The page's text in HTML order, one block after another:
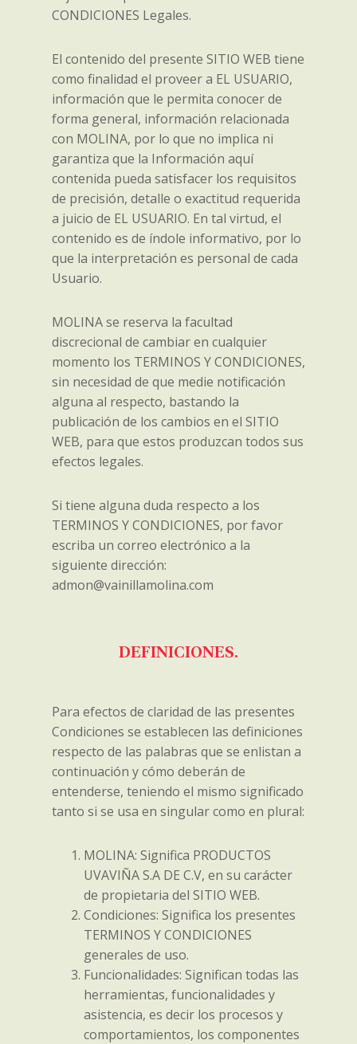
CONDICIONES Legales.
El contenido del presente SITIO WEB tiene
como finalidad el proveer a EL USUARIO,
información que le permita conocer de
forma general, información relacionada
con MOLINA, por lo que no implica ni
garantiza que la Información aquí
contenida pueda satisfacer los requisitos
de precisión, detalle o exactitud requerida
a juicio de EL USUARIO. En tal virtud, el
contenido es de índole informativo, por lo
que la interpretación es personal de cada
Usuario.
MOLINA se reserva la facultad
discrecional de cambiar en cualquier
momento los TERMINOS Y CONDICIONES,
sin necesidad de que medie notificación
alguna al respecto, bastando la
publicación de los cambios en el SITIO
WEB, para que estos produzcan todos sus
efectos legales.
Si tiene alguna duda respecto a los
TERMINOS Y CONDICIONES, por favor
escriba un correo electrónico a la
siguiente dirección:
admon@vainillamolina.com
DEFINICIONES.
Para efectos de claridad de las presentes
Condiciones se establecen las definiciones
respecto de las palabras que se enlistan a
continuación y cómo deberán de
entenderse, teniendo el mismo significado
tanto si se usa en singular como en plural:
MOLINA: Significa PRODUCTOS
UVAVIÑA S.A DE C.V, en su carácter
de propietaria del SITIO WEB.
Condiciones: Significa los presentes
TERMINOS Y CONDICIONES
generales de uso.
Funcionalidades: Significan todas las
herramientas, funcionalidades y
asistencia, es decir los procesos y
comportamientos, los componentes